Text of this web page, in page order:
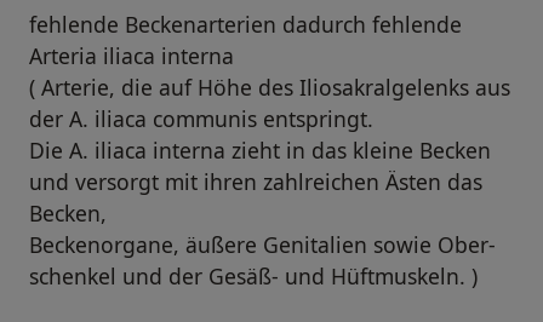
fehlende Beckenarterien dadurch fehlende
Arteria iliaca interna
( Ar­terie, die auf Höhe des Ilio­sakral­gelenks aus
der A. iliaca communis ent­springt.
Die A. iliaca in­ter­na zieht in das kleine Becken
und ver­sorgt mit ih­ren zahl­reichen Äs­ten das
Becken,
Becken­or­gane, äuße­re Ge­nitali­en so­wie Ober­
schenkel und der Ge­säß- und Hüft­muskeln. )